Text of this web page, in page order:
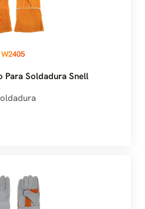
W2405
Para Soldadura Snell